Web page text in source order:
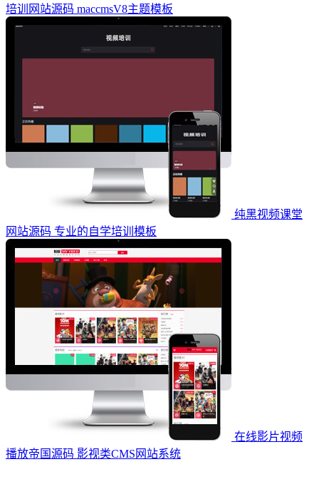
培训网站源码 maccmsV8主题模板
纯黑视频课堂
网站源码 专业的自学培训模板
在线影片视频
播放帝国源码 影视类CMS网站系统